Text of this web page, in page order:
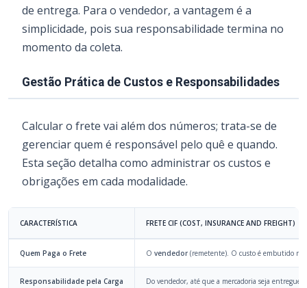
de entrega. Para o vendedor, a vantagem é a
simplicidade, pois sua responsabilidade termina no
momento da coleta.
Gestão Prática de Custos e Responsabilidades
Calcular o frete vai além dos números; trata-se de
gerenciar quem é responsável pelo quê e quando.
Esta seção detalha como administrar os custos e
obrigações em cada modalidade.
CARACTERÍSTICA FRETE CIF (COST, INSURANCE AND FREIGHT)
Quem Paga o Frete O vendedor (remetente). O custo é embutido
Responsabilidade pela Carga Do vendedor, até que a mercadoria seja entregue